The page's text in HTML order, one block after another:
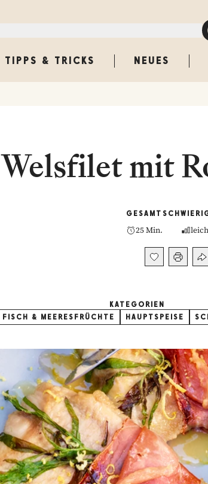
TIPPS & TRICKS NEUES
Welsfilet mit
GESAMT
25 Min.
KATEGORIEN
FISCH & MEERESFRÜCHTE
HAUPTSPEISE